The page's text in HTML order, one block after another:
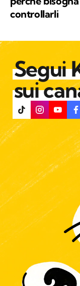
controllarli
Segui
sui